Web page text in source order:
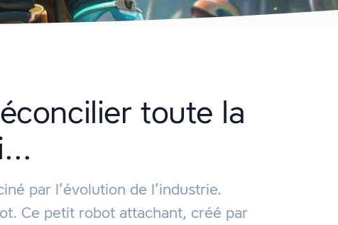
toute la
par l’évolution de l’industrie.
Ce petit robot attachant, créé par